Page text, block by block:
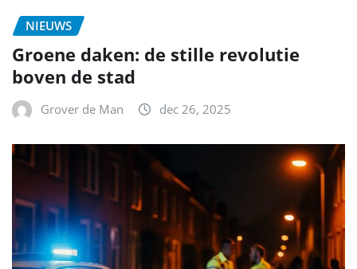
NIEUWS
Groene daken: de stille revolutie
boven de stad
Grover de Man dec 26, 2025